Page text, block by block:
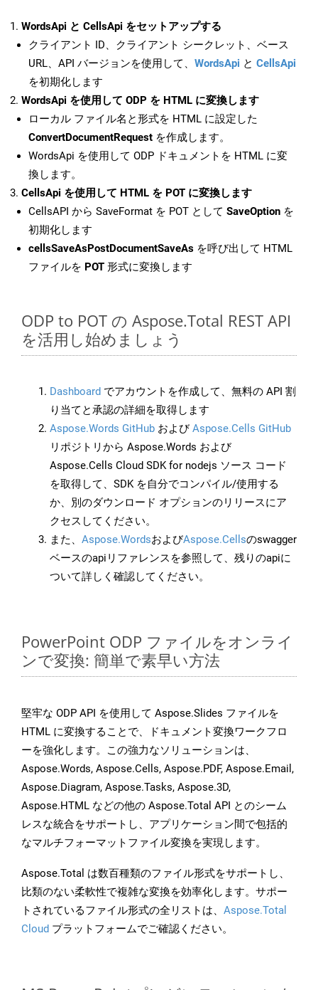
WordsApi と CellsApi をセットアップする
クライアント ID、クライアント シークレット、ベース
URL、API バージョンを使用して、 WordsApi と CellsApi
を初期化します
WordsApi を使用して ODP を HTML に変換します
ローカル ファイル名と形式を HTML に設定した
ConvertDocumentRequest を作成します。
WordsApi を使用して ODP ドキュメントを HTML に変
換します。
CellsApi を使用して HTML を POT に変換します
CellsAPI から SaveFormat を POT として SaveOption を
初期化します
cellsSaveAsPostDocumentSaveAs を呼び出して HTML
ファイルを POT 形式に変換します
ODP to POT の Aspose.Total REST API
を活用し始めましょう
Dashboard でアカウントを作成して、無料の API 割
り当てと承認の詳細を取得します
Aspose.Words GitHub およびAspose.Cells GitHub
リポジトリから Aspose.Words および
Aspose.Cells Cloud SDK for nodejs ソース コード
を取得して、SDK を自分でコンパイル/使用する
か、別のダウンロード オプションのリリースにア
クセスしてください。
また、 Aspose.WordsおよびAspose.Cellsのswagger
ベースのapiリファレンスを参照して、残りのapiに
ついて詳しく確認してください。
PowerPoint ODP ファイルをオンライ
ンで変換: 簡単で素早い方法
堅牢な ODP API を使用して Aspose.Slides ファイルを
HTML に変換することで、ドキュメント変換ワークフロ
ーを強化します。この強力なソリューションは、
Aspose.Words, Aspose.Cells, Aspose.PDF, Aspose.Email,
Aspose.Diagram, Aspose.Tasks, Aspose.3D,
Aspose.HTML などの他の Aspose.Total API とのシーム
レスな統合をサポートし、アプリケーション間で包括的
なマルチフォーマットファイル変換を実現します。
Aspose.Total は数百種類のファイル形式をサポートし、
比類のない柔軟性で複雑な変換を効率化します。サポー
トされているファイル形式の全リストは、 Aspose.Total
Cloud プラットフォームでご確認ください。